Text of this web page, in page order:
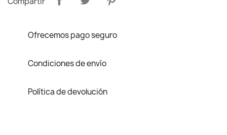
Ofrecemos pago seguro
Condiciones de envío
Política de devolución